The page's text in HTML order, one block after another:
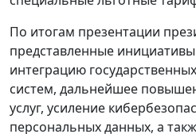
По итогам презентации
представленные
интеграцию
систем, дальнейшее
услуг, усиление
персональных данных, а